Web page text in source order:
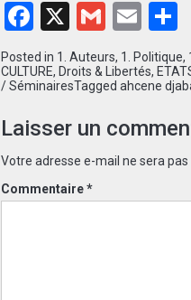
Facebook
X Gmail
Posted in 1. Auteurs, 1. Politique,
CULTURE, Droits & Libertés,
/ SéminairesTagged ahcene
Laisser un
Votre adresse e-mail ne sera pas
Commentaire*